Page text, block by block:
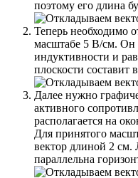
поэтому его длина
Теперь необходимо
масштабе 5 В/см. Он
индуктивности и
плоскости составит
Далее нужно
активного
располагается на
Для принятого
вектор длиной 2 см.
параллельна